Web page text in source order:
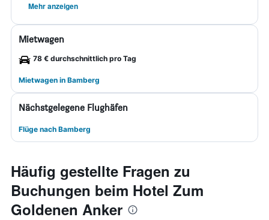
Mehr anzeigen
Mietwagen
78 € durchschnittlich pro Tag
Mietwagen in Bamberg
Nächstgelegene Flughäfen
Flüge nach Bamberg
Häufig gestellte Fragen zu
Buchungen beim Hotel Zum
Goldenen Anker